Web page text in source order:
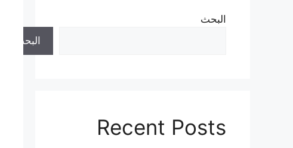
البحث
البحث
Recent Posts